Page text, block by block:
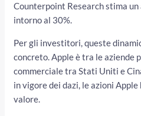
Counterpoint Research stima
intorno al 30%.
Per gli investitori, queste
concreto. Apple è tra le aziende
commerciale tra Stati Uniti e
in vigore dei dazi, le azioni
valore.